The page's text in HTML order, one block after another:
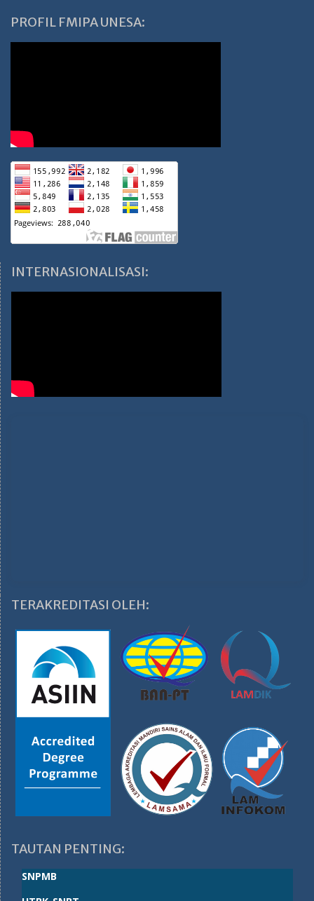
PROFIL FMIPA UNESA:
INTERNASIONALISASI:
TERAKREDITASI OLEH:
TAUTAN PENTING:
SNPMB